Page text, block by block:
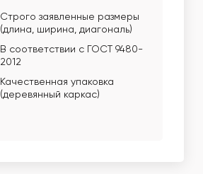
Строго заявленные размеры
(длина, ширина, диагональ)
В соответствии с ГОСТ 9480-
2012
Качественная упаковка
(деревянный каркас)